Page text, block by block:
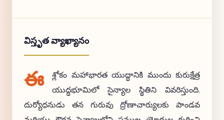
విస్తృత వ్యాఖ్యానం
ఈ
శ్లోకం మహాభారత యుద్ధానికి ముందు కురుక్షేత్ర
యుద్ధభూమిలో సైన్యాల స్థితిని వివరిస్తుంది.
దుర్యోధనుడు తన గురువు ద్రోణాచార్యులకు పాండవ